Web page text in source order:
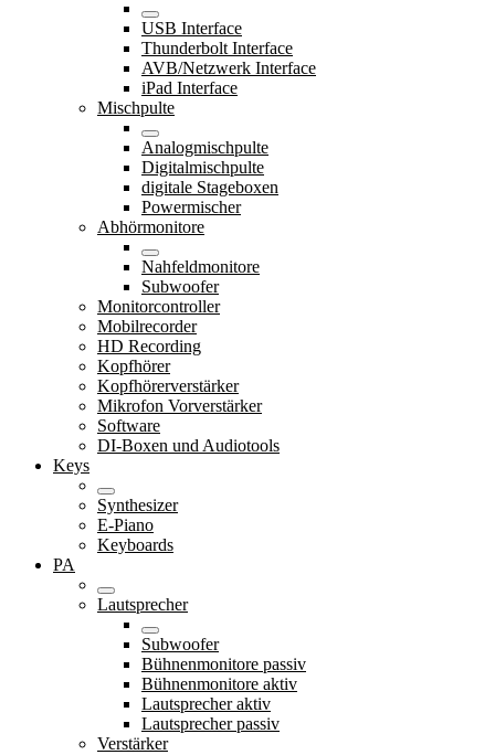
USB Interface
Thunderbolt Interface
AVB/Netzwerk Interface
iPad Interface
Mischpulte
Analogmischpulte
Digitalmischpulte
digitale Stageboxen
Powermischer
Abhörmonitore
Nahfeldmonitore
Subwoofer
Monitorcontroller
Mobilrecorder
HD Recording
Kopfhörer
Kopfhörerverstärker
Mikrofon Vorverstärker
Software
DI-Boxen und Audiotools
Keys
Synthesizer
E-Piano
Keyboards
PA
Lautsprecher
Subwoofer
Bühnenmonitore passiv
Bühnenmonitore aktiv
Lautsprecher aktiv
Lautsprecher passiv
Verstärker